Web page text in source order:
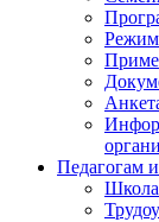
Педагогам